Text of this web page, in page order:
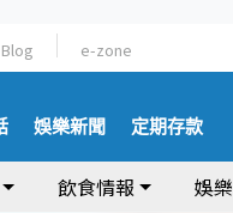
Blog e-zone
娛樂新聞 定期存款
飲食情報 娛樂